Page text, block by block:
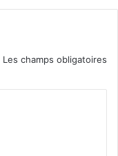
Les champs obligatoires